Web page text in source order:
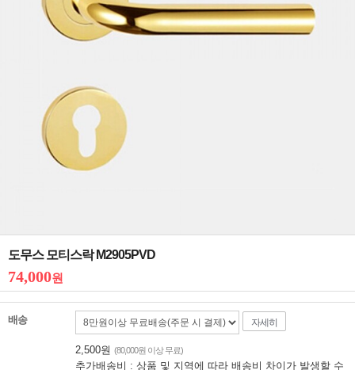
도무스 모티스락 M2905PVD
74,000원
배송 자세히
2,500원 (80,000원 이상 무료)
추가배송비 : 상품 및 지역에 따라 배송비 차이가 발생할 수